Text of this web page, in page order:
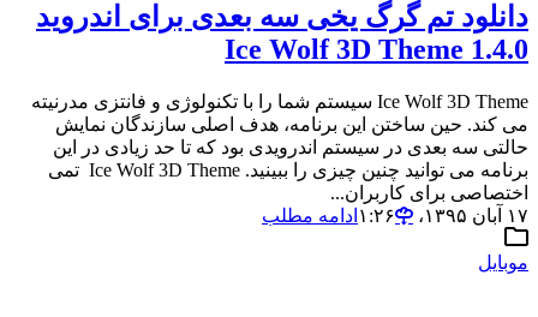
دانلود تم گرگ یخی سه بعدی برای اندروید
Ice Wolf 3D Theme 1.4.0
Ice Wolf 3D Theme سیستم شما را با تکنولوژی و فانتزی مدرنیته
می کند. حین ساختن این برنامه، هدف اصلی سازندگان نمایش
حالتی سه بعدی در سیستم اندرویدی بود که تا حد زیادی در این
برنامه می توانید چنین چیزی را ببینید. Ice Wolf 3D Theme تمی
اختصاصی برای کاربران...
۱۷ آبان ۱۳۹۵،‏ ۱:۲۶
ادامه مطلب
موبایل